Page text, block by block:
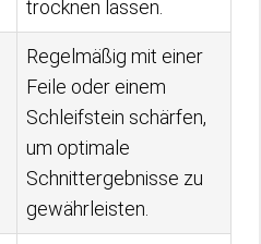
trocknen lassen.
Regelmäßig mit einer
Feile oder einem
Schleifstein schärfen,
um optimale
Schnittergebnisse zu
gewährleisten.